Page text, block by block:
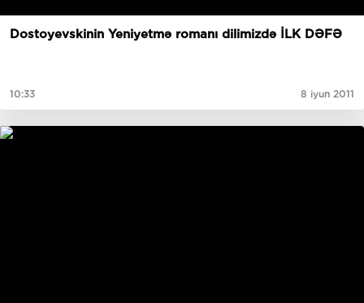
Dostoyevskinin Yeniyetmə romanı dilimizdə İLK DƏFƏ
10:33 8 iyun 2011